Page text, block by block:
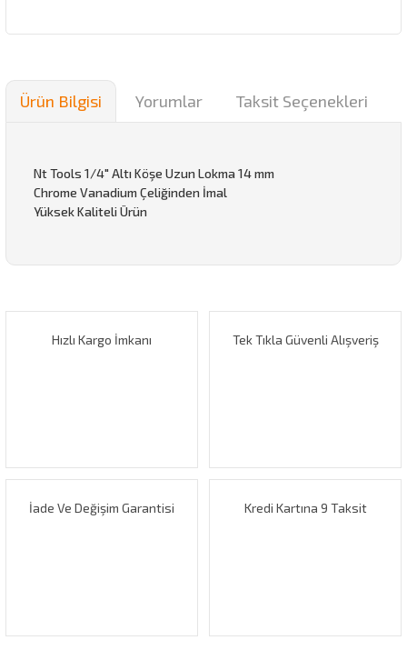
Ürün Bilgisi Yorumlar Taksit Seçenekleri
Nt Tools 1/4" Altı Köşe Uzun Lokma 14 mm
Chrome Vanadium Çeliğinden İmal
Yüksek Kaliteli Ürün
Görüş ve önerileriniz için teşekkür ederiz.
Hızlı Kargo İmkanı Tek Tıkla Güvenli Alışveriş
İade Ve Değişim Garantisi Kredi Kartına 9 Taksit